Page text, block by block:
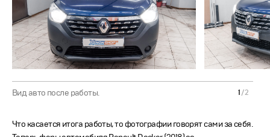
1/2
Вид авто после работы.
Что касается итога работы, то фотографии говорят сами за себя.